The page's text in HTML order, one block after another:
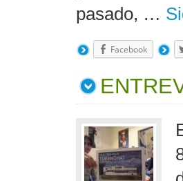
pasado, …
Facebook